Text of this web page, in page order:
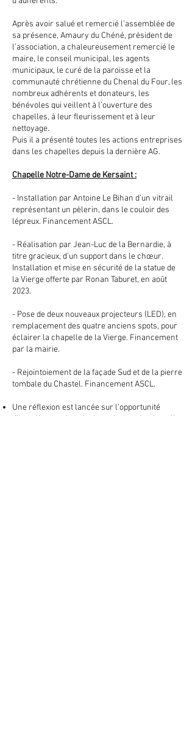
Après avoir salué et remercié l’assemblée de
sa présence, Amaury du Chéné, président de
l’association, a chaleureusement remercié le
maire, le conseil municipal, les agents
municipaux, le curé de la paroisse et la
communauté chrétienne du Chenal du Four, les
nombreux adhérents et donateurs, les
bénévoles qui veillent à l’ouverture des
chapelles, à leur fleurissement et à leur
nettoyage.
Puis il a présenté toutes les actions entreprises
dans les chapelles depuis la dernière AG.
Chapelle Notre-Dame de Kersaint :
- Installation par Antoine Le Bihan d’un vitrail
représentant un pèlerin, dans le couloir des
lépreux. Financement ASCL.
- Réalisation par Jean-Luc de la Bernardie, à
titre gracieux, d’un support dans le chœur.
Installation et mise en sécurité de la statue de
la Vierge offerte par Ronan Taburet, en août
2023.
- Pose de deux nouveaux projecteurs (LED), en
remplacement des quatre anciens spots, pour
éclairer la chapelle de la Vierge. Financement
par la mairie.
- Rejointoiement de la façade Sud et de la pierre
tombale du Chastel. Financement ASCL.
Une réflexion est lancée sur l’opportunité
d’installer un chemin de croix dans la chapelle.